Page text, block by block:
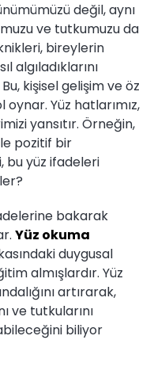
değil, aynı
ve tutkumuzu da
bireylerin
algıladıklarını
kişisel gelişim ve öz
Yüz hatlarımız,
yansıtır. Örneğin,
pozitif bir
bu yüz ifadeleri
bakarak
Yüz okuma
duygusal
almışlardır. Yüz
artırarak,
ve tutkularını
biliyor